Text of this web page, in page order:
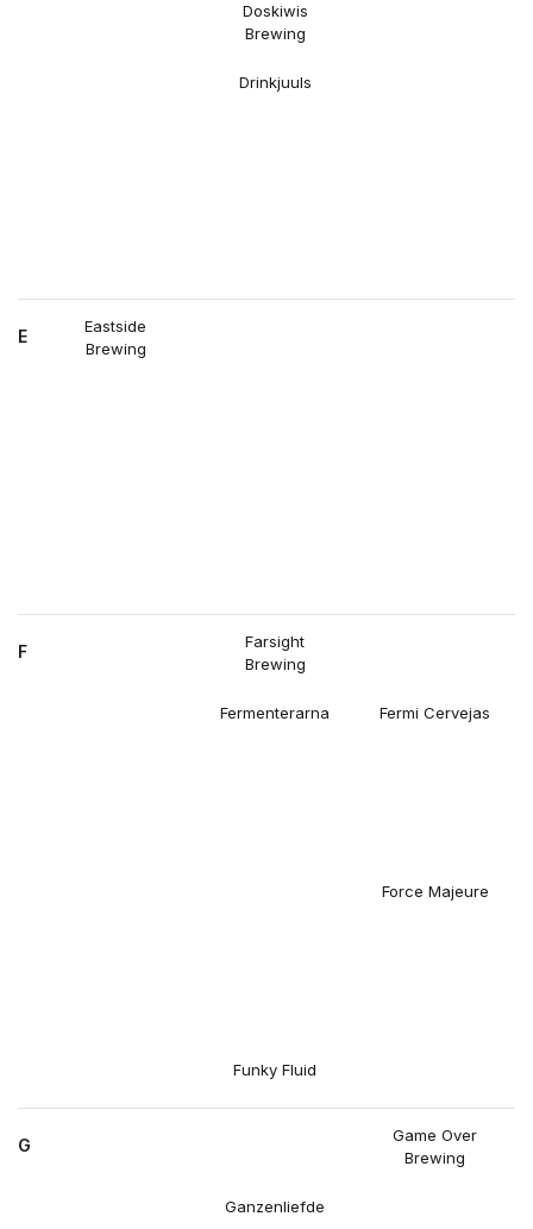
Doskiwis
Brewing
Drinkjuuls
E
Eastside
Brewing
F
Farsight
Brewing
Fermenterarna Fermi Cervejas
Force Majeure
Funky Fluid
G
Game Over
Brewing
Ganzenliefde